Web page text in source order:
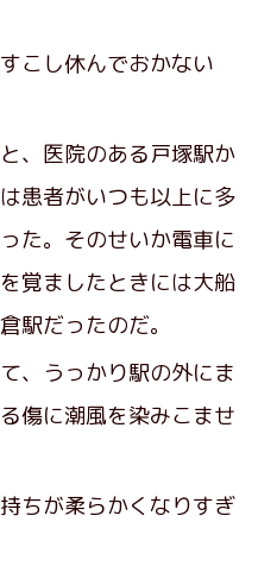
こし休んでおかない
、医院のある戸塚駅か
患者がいつも以上に多
た。そのせいか電車に
覚ましたときには大船
駅だったのだ。
、うっかり駅の外にま
傷に潮風を染みこませ
ちが柔らかくなりすぎ